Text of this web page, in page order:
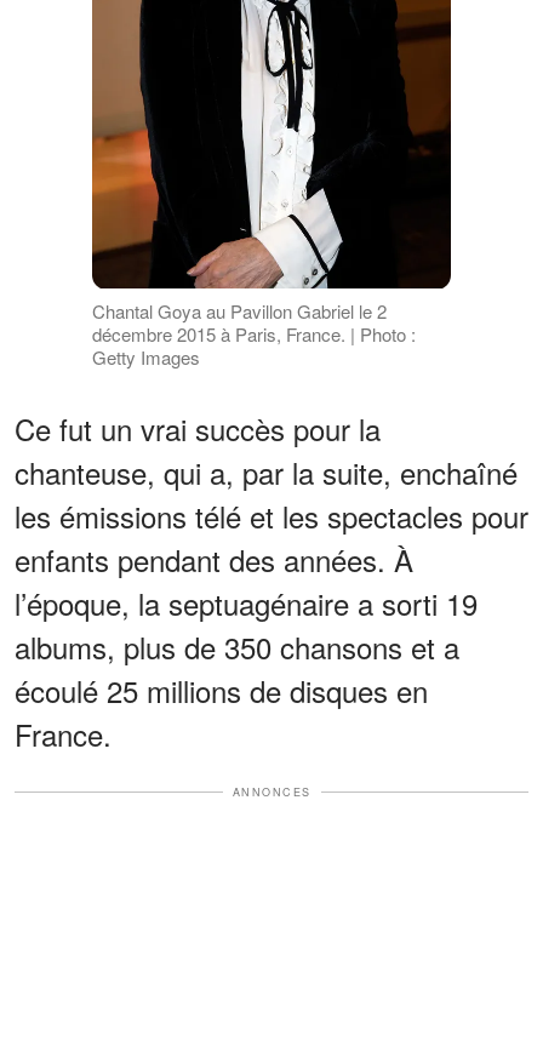
Chantal Goya au Pavillon Gabriel le 2
décembre 2015 à Paris, France. | Photo :
Getty Images
Ce fut un vrai succès pour la
chanteuse, qui a, par la suite, enchaîné
les émissions télé et les spectacles pour
enfants pendant des années. À
l’époque, la septuagénaire a sorti 19
albums, plus de 350 chansons et a
écoulé 25 millions de disques en
France.
ANNONCES